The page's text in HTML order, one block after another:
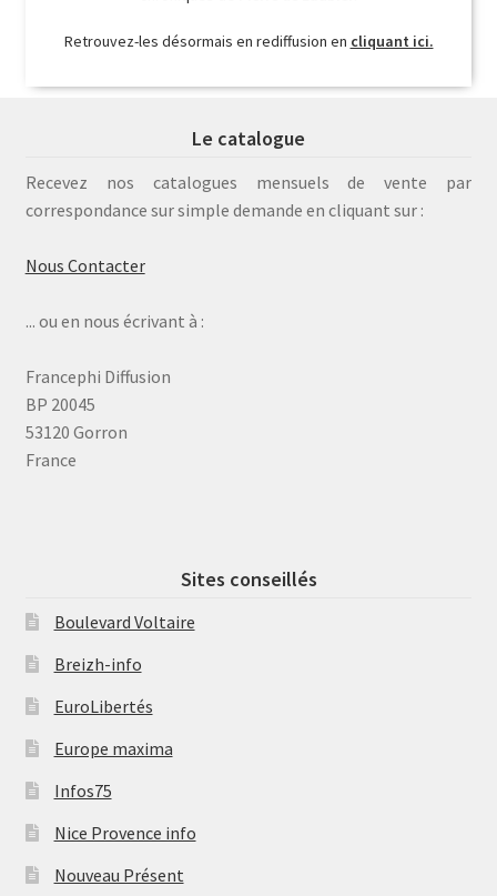
Retrouvez-les désormais en rediffusion en cliquant ici.
Le catalogue
Recevez nos catalogues mensuels de vente par
correspondance sur simple demande en cliquant sur :
Nous Contacter
... ou en nous écrivant à :
Francephi Diffusion
BP 20045
53120 Gorron
France
Sites conseillés
Boulevard Voltaire
Breizh-info
EuroLibertés
Europe maxima
Infos75
Nice Provence info
Nouveau Présent